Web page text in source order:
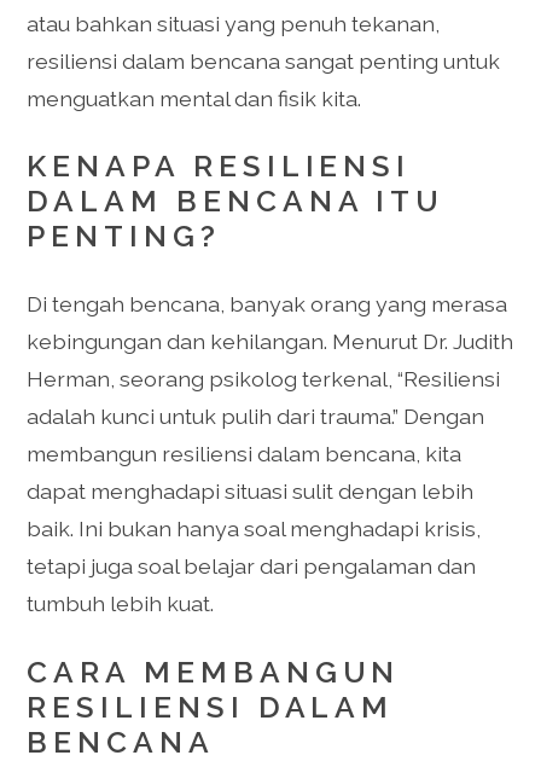
atau bahkan situasi yang penuh tekanan,
resiliensi dalam bencana sangat penting untuk
menguatkan mental dan fisik kita.
KENAPA RESILIENSI
DALAM BENCANA ITU
PENTING?
Di tengah bencana, banyak orang yang merasa
kebingungan dan kehilangan. Menurut Dr. Judith
Herman, seorang psikolog terkenal, “Resiliensi
adalah kunci untuk pulih dari trauma.” Dengan
membangun resiliensi dalam bencana, kita
dapat menghadapi situasi sulit dengan lebih
baik. Ini bukan hanya soal menghadapi krisis,
tetapi juga soal belajar dari pengalaman dan
tumbuh lebih kuat.
CARA MEMBANGUN
RESILIENSI DALAM
BENCANA